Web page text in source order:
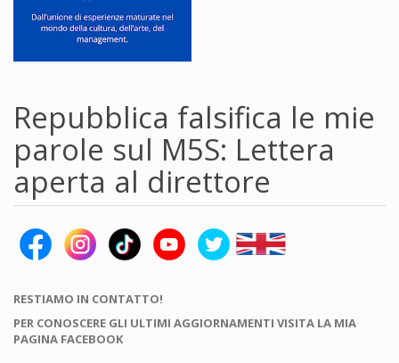
Repubblica falsifica le mie
parole sul M5S: Lettera
aperta al direttore
RESTIAMO IN CONTATTO!
PER CONOSCERE GLI ULTIMI AGGIORNAMENTI VISITA LA MIA
PAGINA FACEBOOK